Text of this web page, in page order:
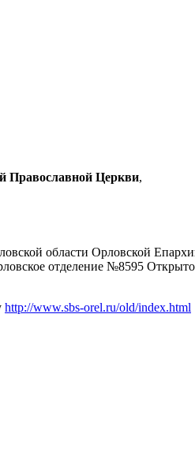
Православной Церкви,
области Орловской
отделение №8595
http://www.sbs-orel.ru/old/index.html